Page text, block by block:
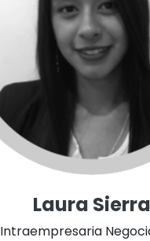
Laura Sierra
Intraempresaria